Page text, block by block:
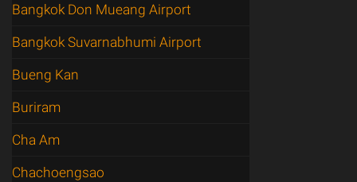
Bangkok Don Mueang Airport
Bangkok Suvarnabhumi Airport
Bueng Kan
Buriram
Cha Am
Chachoengsao